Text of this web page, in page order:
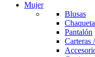
Mujer
Blusas
Pantalón
Carteras